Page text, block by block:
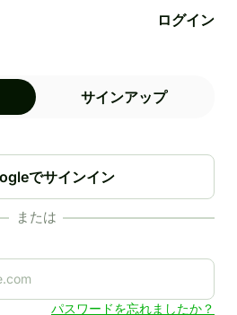
ログイン
サインアップ
でサインイン
または
パスワードを忘れましたか？